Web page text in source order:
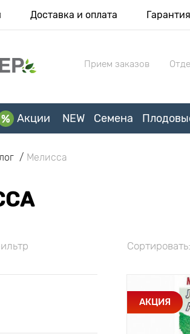
Доставка и оплата Гарантия
Прием заказов
Акции NEW Семена
Мелисса
Сортировать:
АКЦИЯ